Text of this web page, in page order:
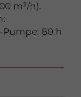
m³/h).
80 h